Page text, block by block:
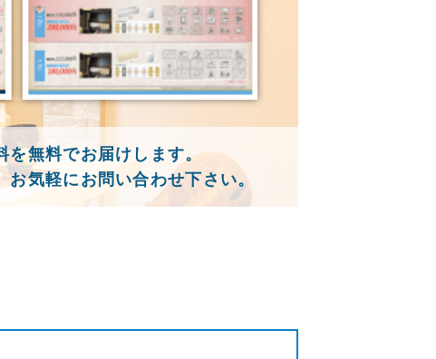
無料でお届けします。
気軽にお問い合わせ下さい。